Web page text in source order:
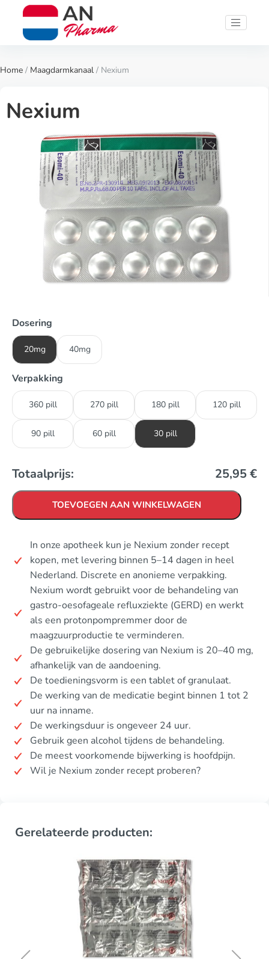
Home / Maagdarmkanaal / Nexium
Nexium
Dosering
20mg 40mg
Verpakking
360 pill 270 pill 180 pill 120 pill
90 pill 60 pill 30 pill
Totaalprijs: 25,95€
TOEVOEGEN AAN WINKELWAGEN
In onze apotheek kun je Nexium zonder recept
kopen, met levering binnen 5–14 dagen in heel
Nederland. Discrete en anonieme verpakking.
Nexium wordt gebruikt voor de behandeling van
gastro-oesofageale refluxziekte (GERD) en werkt
als een protonpompremmer door de
maagzuurproductie te verminderen.
De gebruikelijke dosering van Nexium is 20–40 mg,
afhankelijk van de aandoening.
De toedieningsvorm is een tablet of granulaat.
De werking van de medicatie begint binnen 1 tot 2
uur na inname.
De werkingsduur is ongeveer 24 uur.
Gebruik geen alcohol tijdens de behandeling.
De meest voorkomende bijwerking is hoofdpijn.
Wil je Nexium zonder recept proberen?
Gerelateerde producten: